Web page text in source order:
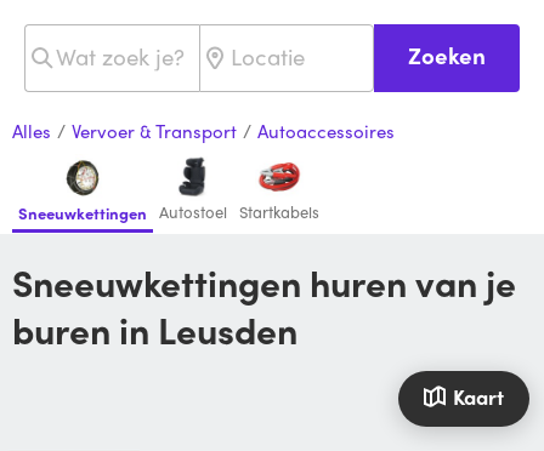
Zoeken
Alles / Vervoer & Transport / Autoaccessoires
Sneeuwkettingen Autostoel Startkabels
Sneeuwkettingen huren van je
buren in Leusden
Kaart